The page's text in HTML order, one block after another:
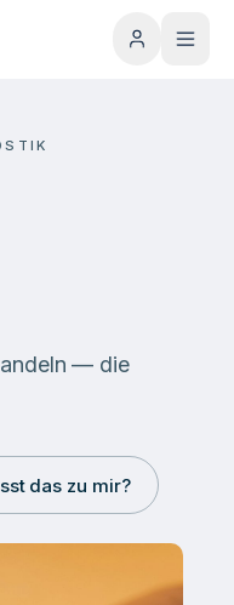
— die
das zu mir?